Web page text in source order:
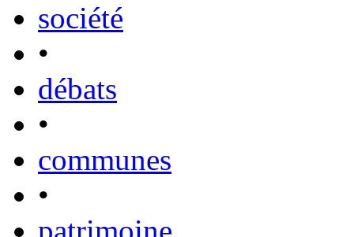
société
•
débats
•
communes
•